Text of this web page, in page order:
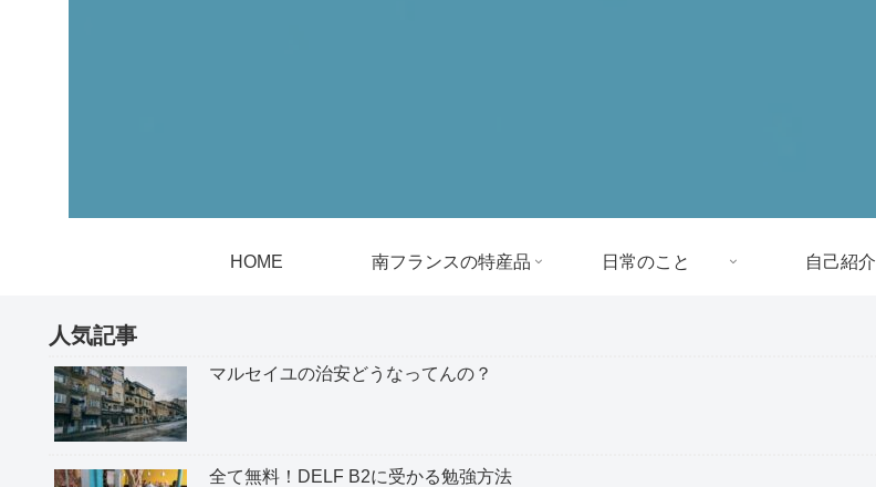
HOME 南フランスの特産品 日常のこと 自己紹介
人気記事
マルセイユの治安どうなってんの？
全て無料！DELF B2に受かる勉強方法